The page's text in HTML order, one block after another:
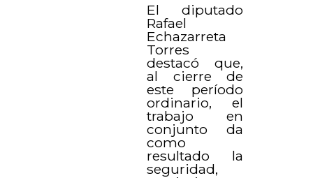
El diputado
Rafael
Echazarreta
Torres
destacó que,
al cierre de
este período
ordinario, el
trabajo en
conjunto da
como
resultado la
seguridad,